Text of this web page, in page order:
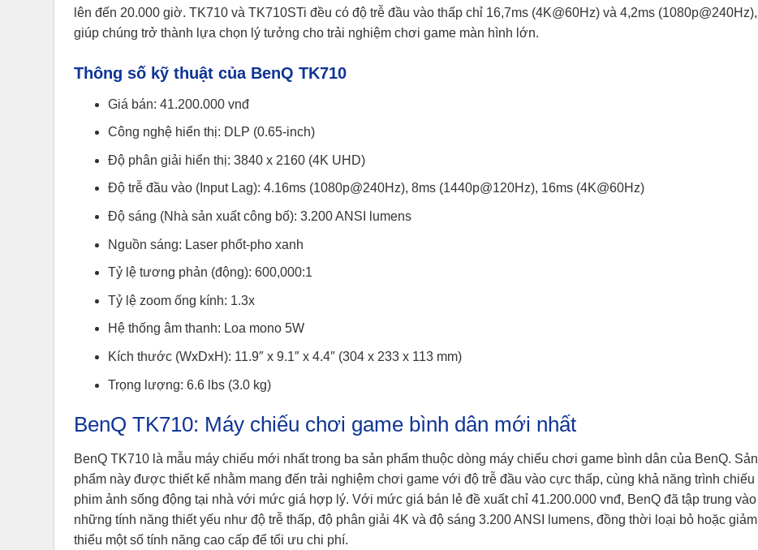
lên đến 20.000 giờ. TK710 và TK710STi đều có độ trễ đầu vào thấp chỉ 16,7ms (4K@60Hz) và 4,2ms (1080p@240Hz),
giúp chúng trở thành lựa chọn lý tưởng cho trải nghiệm chơi game màn hình lớn.
Thông số kỹ thuật của BenQ TK710
Giá bán: 41.200.000 vnđ
Công nghệ hiển thị: DLP (0.65-inch)
Độ phân giải hiển thị: 3840 x 2160 (4K UHD)
Độ trễ đầu vào (Input Lag): 4.16ms (1080p@240Hz), 8ms (1440p@120Hz), 16ms (4K@60Hz)
Độ sáng (Nhà sản xuất công bố): 3.200 ANSI lumens
Nguồn sáng: Laser phốt-pho xanh
Tỷ lệ tương phản (động): 600,000:1
Tỷ lệ zoom ống kính: 1.3x
Hệ thống âm thanh: Loa mono 5W
Kích thước (WxDxH): 11.9″ x 9.1″ x 4.4″ (304 x 233 x 113 mm)
Trọng lượng: 6.6 lbs (3.0 kg)
BenQ TK710: Máy chiếu chơi game bình dân mới nhất
BenQ TK710 là mẫu máy chiếu mới nhất trong ba sản phẩm thuộc dòng máy chiếu chơi game bình dân của BenQ. Sản
phẩm này được thiết kế nhằm mang đến trải nghiệm chơi game với độ trễ đầu vào cực thấp, cùng khả năng trình chiếu
phim ảnh sống động tại nhà với mức giá hợp lý. Với mức giá bán lẻ đề xuất chỉ 41.200.000 vnđ, BenQ đã tập trung vào
những tính năng thiết yếu như độ trễ thấp, độ phân giải 4K và độ sáng 3.200 ANSI lumens, đồng thời loại bỏ hoặc giảm
thiểu một số tính năng cao cấp để tối ưu chi phí.